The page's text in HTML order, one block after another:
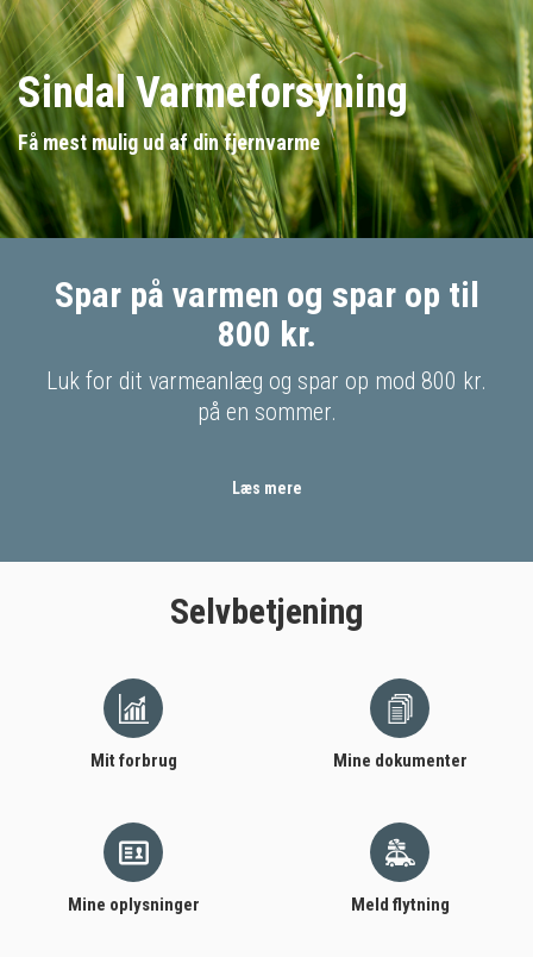
Sindal Varmeforsyning
Få mest mulig ud af din fjernvarme
Spar på varmen og spar op til
800 kr.
Luk for dit varmeanlæg og spar op mod 800 kr.
på en sommer.
Læs mere
Selvbetjening
Mit forbrug Mine dokumenter
Mine oplysninger Meld flytning